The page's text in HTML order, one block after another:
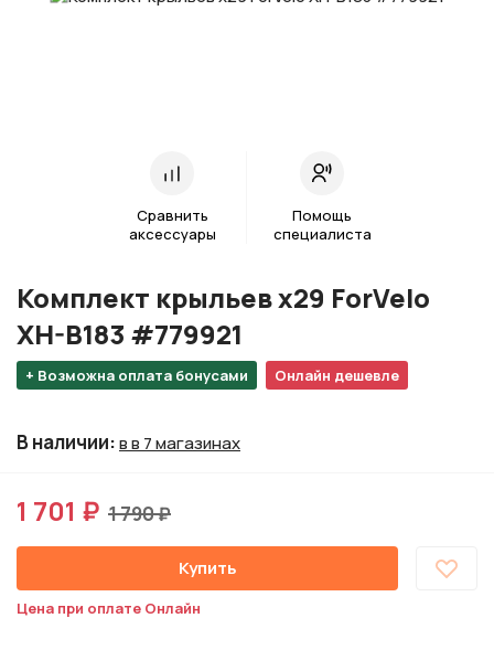
Сравнить
аксессуары
Помощь
специалиста
+ Возможна оплата бонусами Онлайн дешевле
Комплект крыльев х29 ForVelo
XH-B183 #779921
В наличии:в в 7 магазинах
1 701 ₽ 1 790 ₽
Купить
Цена при оплате Онлайн